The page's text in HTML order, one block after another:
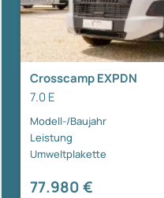
Crosscamp EXPDN
7.0 E
Modell-/Baujahr
Leistung
Umweltplakette
77.980 €